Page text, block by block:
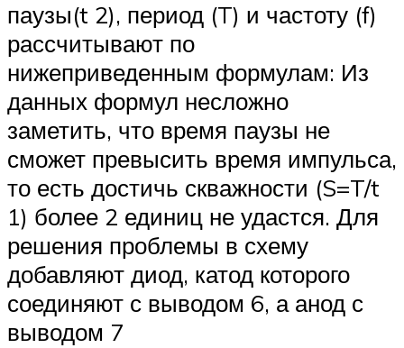
паузы(t 2), период (T) и частоту (f)
рассчитывают по
нижеприведенным формулам: Из
данных формул несложно
заметить, что время паузы не
сможет превысить время импульса,
то есть достичь скважности (S=T/t
1) более 2 единиц не удастся. Для
решения проблемы в схему
добавляют диод, катод которого
соединяют с выводом 6, а анод с
выводом 7